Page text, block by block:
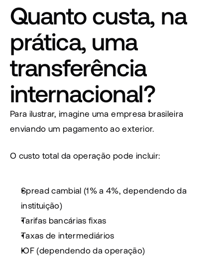
Quanto custa, na
prática, uma
transferência
internacional?
Para ilustrar, imagine uma empresa brasileira
enviando um pagamento ao exterior.
O custo total da operação pode incluir:
Spread cambial (1% a 4%, dependendo da
instituição)
Tarifas bancárias fixas
Taxas de intermediários
IOF (dependendo da operação)